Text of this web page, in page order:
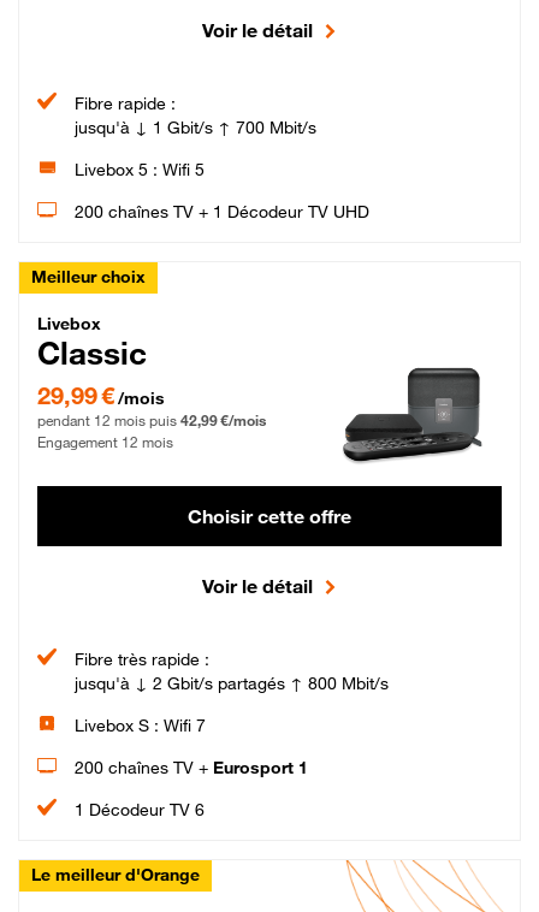
Voir le détail
Fibre rapide :
jusqu'à ↓ 1 Gbit/s ↑ 700 Mbit/s
Livebox 5 : Wifi 5
200 chaînes TV + 1 Décodeur TV UHD
Meilleur choix
Livebox Classic Fibre
Livebox
Classic
29,99 € par mois pendant 12 mois puis 42,99 € par mois, Engagement 12 mois
29,99 €/mois
pendant 12 mois puis 42,99 €/mois
Engagement 12 mois
Choisir cette offre
Voir le détail
Fibre très rapide :
jusqu'à ↓ 2 Gbit/s partagés ↑ 800 Mbit/s
Livebox S : Wifi 7
200 chaînes TV + Eurosport 1
1 Décodeur TV 6
Le meilleur d'Orange